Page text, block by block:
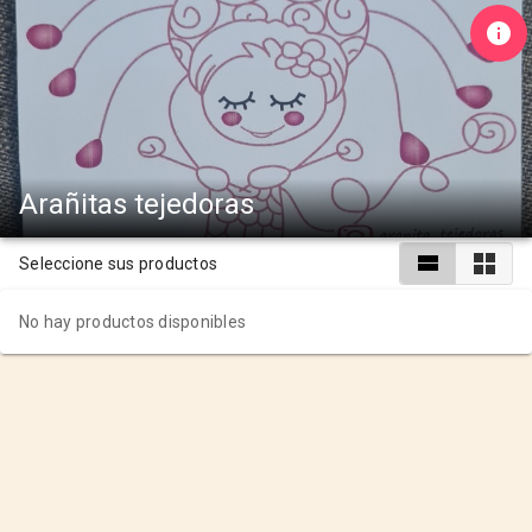
Arañitas tejedoras
Seleccione sus productos
No hay productos disponibles